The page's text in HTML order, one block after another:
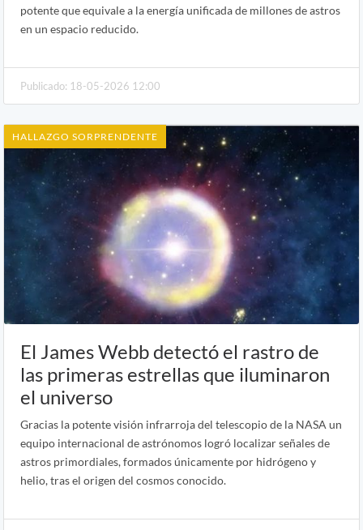
potente que equivale a la energía unificada de millones de astros
en un espacio reducido.
Publicado: 18-05-2026 12:00
HALLAZGO SORPRENDENTE
El James Webb detectó el rastro de
las primeras estrellas que iluminaron
el universo
Gracias la potente visión infrarroja del telescopio de la NASA un
equipo internacional de astrónomos logró localizar señales de
astros primordiales, formados únicamente por hidrógeno y
helio, tras el origen del cosmos conocido.